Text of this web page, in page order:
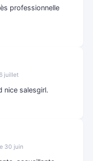
professionnelle
juillet
nice salesgirl.
30 juin